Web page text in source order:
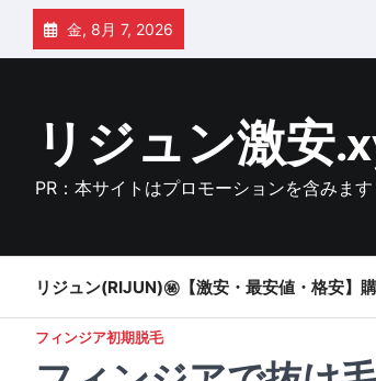
Skip
content
金, 8月 7, 2026
リジュン激安
PR：本サイトはプロモーションを含みます
リジュン(RIJUN)㊙【激安・最安値・格安
フィンジア初期脱毛